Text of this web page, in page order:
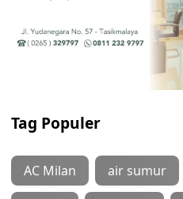
Tag Populer
AC Milan air sumur